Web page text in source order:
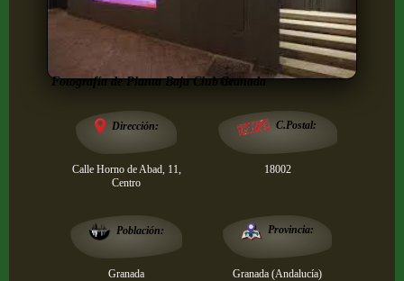
Fotografía de Planta Baja Club deGranada
Dirección:
Calle Horno de Abad, 11,
Centro
C.Postal:
18002
Población:
Granada
Provincia:
Granada (Andalucía)